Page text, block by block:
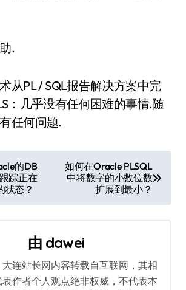
.
从PL / SQL报告解决方案中完
：几乎没有任何困难的事情.随
任何问题.
的DB
踪正在
状态？
如何在Oracle PLSQL
中将数字的小数位数
扩展到最小？
由 dawei
大连站长网内容转载自互联网，其相
作者个人观点绝非权威，不代表本